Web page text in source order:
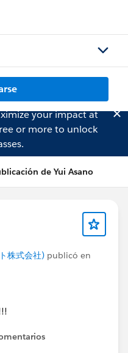
your impact at
or more to unlock
de Yui Asano
株式会社) publicó en